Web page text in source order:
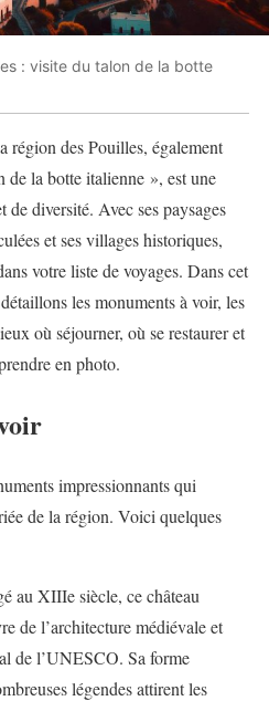
: visite du talon de la botte
région des Pouilles, également
de la botte italienne », est une
diversité. Avec ses paysages
et ses villages historiques,
votre liste de voyages. Dans cet
les monuments à voir, les
où séjourner, où se restaurer et
en photo.
impressionnants qui
de la région. Voici quelques
au XIIIe siècle, ce château
de l’architecture médiévale et
de l’UNESCO. Sa forme
légendes attirent les